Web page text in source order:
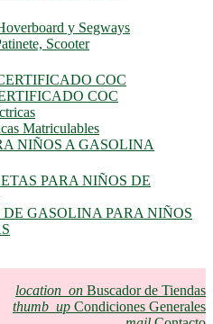
y Segways
Scooter
COC
COC
Matriculables
NIÑOS A GASOLINA
PARA NIÑOS DE
GASOLINA PARA NIÑOS
location_on Buscador de Tiendas
thumb_up Condiciones Generales